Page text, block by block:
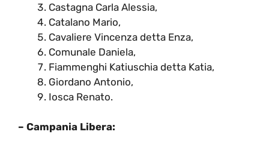
Castagna Carla Alessia,
Catalano Mario,
Cavaliere Vincenza detta Enza,
Comunale Daniela,
Fiammenghi Katiuschia detta Katia,
Giordano Antonio,
Iosca Renato.
– Campania Libera: